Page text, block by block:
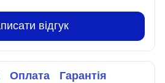
відгук
Оплата Гарантія